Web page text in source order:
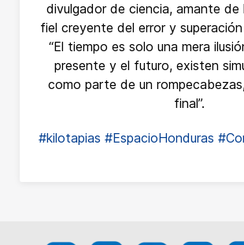
divulgador de ciencia, amante de
fiel creyente del error y
“El tiempo es solo una mera
presente y el futuro, existen
como parte de un
final”.
#kilotapias #EspacioHonduras